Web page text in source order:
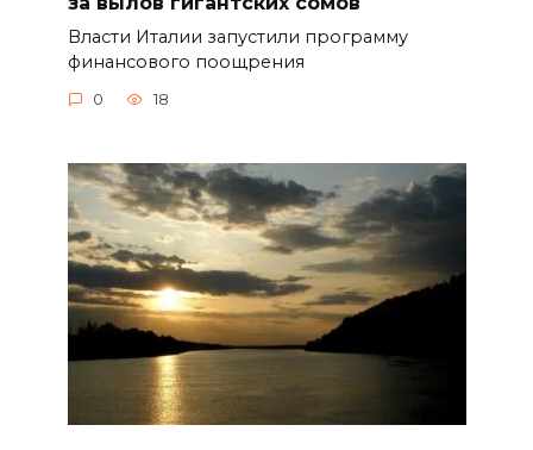
Власти Италии запустили программу
финансового поощрения
0 18